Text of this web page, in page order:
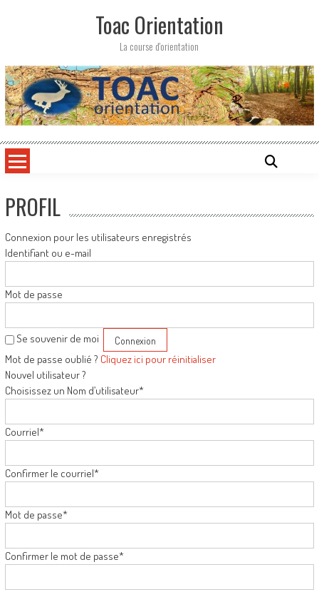
Toac Orientation
La course d'orientation
PROFIL
Connexion pour les utilisateurs enregistrés
Identifiant ou e-mail
Mot de passe
Se souvenir de moi
Mot de passe oublié ? Cliquez ici pour réinitialiser
Nouvel utilisateur ?
Choisissez un Nom d’utilisateur*
Courriel*
Confirmer le courriel*
Mot de passe*
Confirmer le mot de passe*